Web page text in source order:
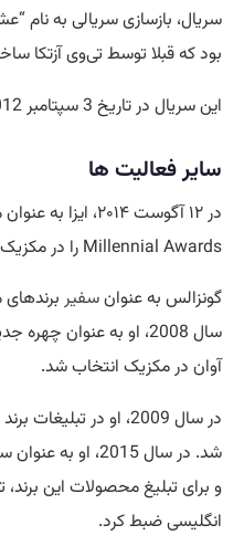
بود که قبلا توسط تی‌وی آزتکا
این سریال در تاریخ 3 سپتامبر 2012 به روی آنتن رفت.
سایر فعالیت ها
Millennial Awards را در مکزیک سیتی برگزار کرد.
گونزالس به عنوانسفیر
سال 2008، او به عنوان چهره جدید خط آرایشی
آوان در مکزیک انتخاب شد.
در سال 2009، او در تبلیغات برند مراقبت از پوست
شد. در سال 2015، او به عنوان سفیر جدید برند
و برای تبلیغ محصولات این برند،
انگلیسی ضبط کرد.